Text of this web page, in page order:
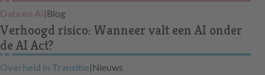
Data en AI |Blog
Verhoogd risico: Wanneer valt een AI onder
de AI Act?
Overheid in Transitie|Nieuws